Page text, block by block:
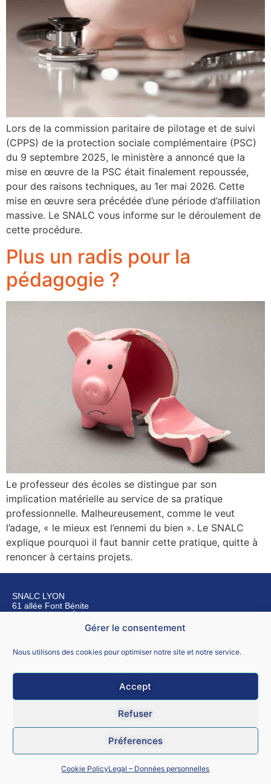
Gérer le consentement
Nous utilisons des cookies pour optimiser notre site et notre service.
Accept
Refuser
Préferences
Cookie PolicyLegal – Données personnelles
Lors de la commission paritaire de pilotage et de suivi
(CPPS) de la protection sociale complémentaire (PSC)
du 9 septembre 2025, le ministère a annoncé que la
mise en œuvre de la PSC était finalement repoussée,
pour des raisons techniques, au 1er mai 2026. Cette
mise en œuvre sera précédée d’une période d’affiliation
massive. Le SNALC vous informe sur le déroulement de
cette procédure.
Plus un radis pour la
pédagogie ?
Le professeur des écoles se distingue par son
implication matérielle au service de sa pratique
professionnelle. Malheureusement, comme le veut
l’adage, « le mieux est l’ennemi du bien ». Le SNALC
explique pourquoi il faut bannir cette pratique, quitte à
renoncer à certains projets.
SNALC LYON
61 allée Font Bénite
CGU